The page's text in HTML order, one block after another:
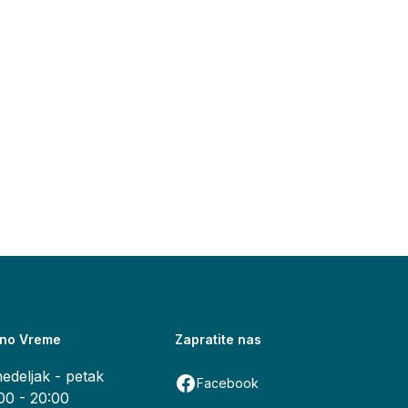
Vreme
- petak
- 20:00
Zapratite nas
Facebook